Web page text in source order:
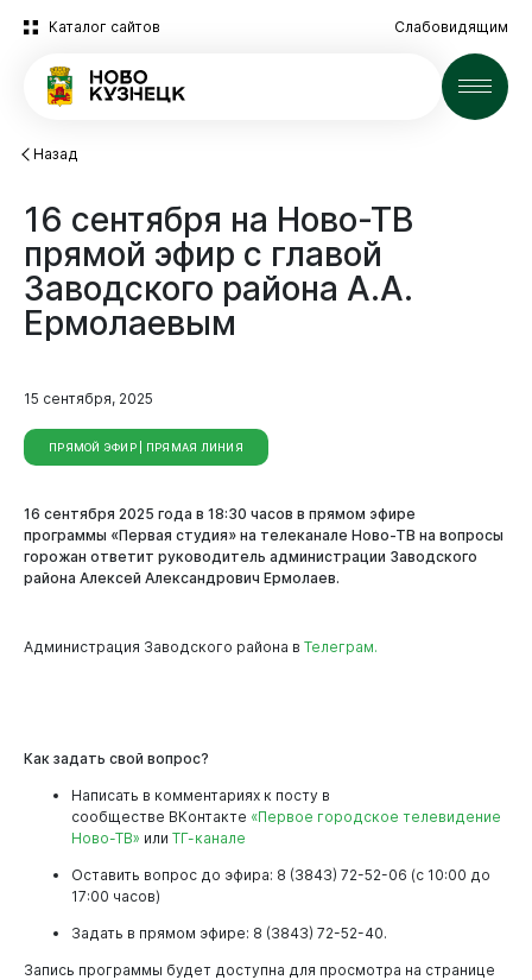
Каталог сайтов Слабовидящим
Новости
Назад
16 сентября на Ново-ТВ
прямой эфир с главой
Заводского района А.А.
Ермолаевым
15 сентября, 2025
ПРЯМОЙ ЭФИР | ПРЯМАЯ ЛИНИЯ
16 сентября 2025 года в 18:30 часов в прямом эфире
программы «Первая студия» на телеканале Ново-ТВ на вопросы
горожан ответит руководитель администрации Заводского
района Алексей Александрович Ермолаев.
Администрация Заводского района в Телеграм.
Как задать свой вопрос?
Написать в комментариях к посту в
сообществе ВКонтакте «Первое городское телевидение
Ново-ТВ» или ТГ-канале
Оставить вопрос до эфира: 8 (3843) 72-52-06 (с 10:00 до
17:00 часов)
Задать в прямом эфире: 8 (3843) 72-52-40.
Запись программы будет доступна для просмотра на странице